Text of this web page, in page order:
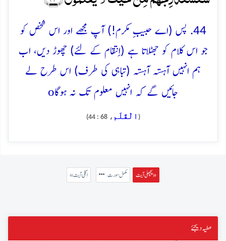
44. پس (اے حبیبِ مکرم!) آپ مجھے اور اس شخص کو
جو اس کلام کو جھٹلاتا ہے (اِنتقام کے لئے) چھوڑ دیں، اب
ہم انہیں آہستہ آہستہ (تباہی کی طرف) اس طرح لے
جائیں گے کہ انہیں معلوم تک نہ ہوگاo
( الْقَلَم ، 68 : 44)
پچھلی آیت » مکمل سورت « اگلی آیت
عطیہ دیجئے